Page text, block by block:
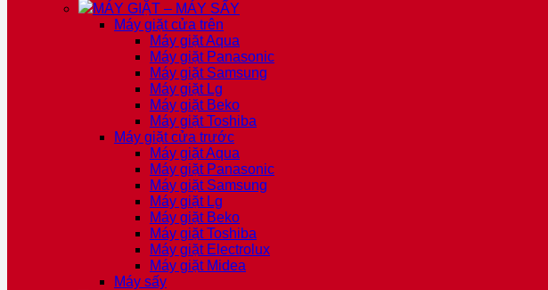
MÁY GIẶT – MÁY SẤY
Máy giặt cửa trên
Máy giặt Aqua
Máy giặt Panasonic
Máy giặt Samsung
Máy giặt Lg
Máy giặt Beko
Máy giặt Toshiba
Máy giặt cửa trước
Máy giặt Aqua
Máy giặt Panasonic
Máy giặt Samsung
Máy giặt Lg
Máy giặt Beko
Máy giặt Toshiba
Máy giặt Electrolux
Máy giặt Midea
Máy sấy